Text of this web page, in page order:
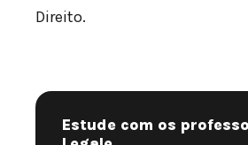
Direito.
Estude com os